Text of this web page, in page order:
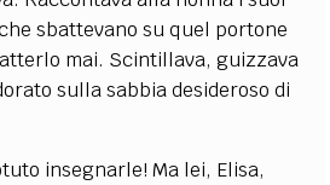
sbattevano su quel portone
mai. Scintillava, guizzava
sulla sabbia desideroso di
insegnarle! Ma lei, Elisa,